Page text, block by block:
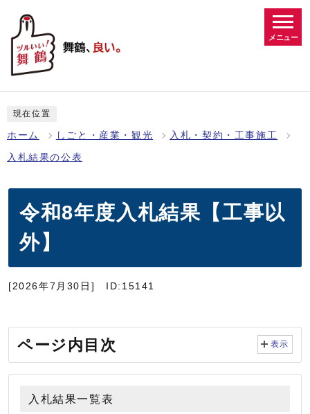
メニュー
現在位置
ホーム しごと・産業・観光 入札・契約・工事施工
入札結果の公表
令和8年度入札結果【工事以
外】
[2026年7月30日] ID:15141
ページ内目次 表示
入札結果一覧表